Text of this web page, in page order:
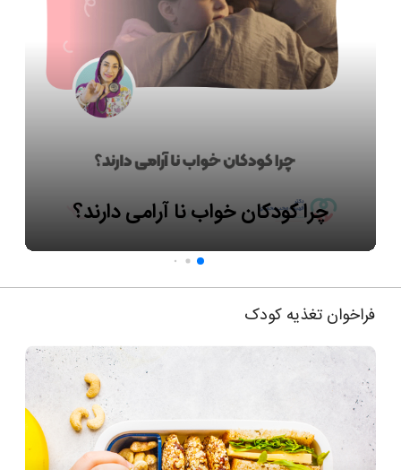
چرا کودکان خواب نا آرامی دارند؟
فراخوان تغذیه کودک